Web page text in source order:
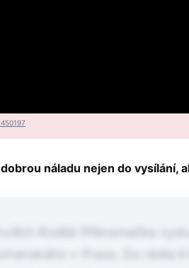
náladu nejen do vysílání,
Rodilá Příbramačka